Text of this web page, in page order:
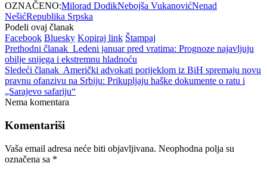
OZNAČENO:Milorad DodikNebojša VukanovićNenad
NešićRepublika Srpska
Podeli ovaj članak
Facebook Bluesky Kopiraj link Štampaj
Prethodni članak Ledeni januar pred vratima: Prognoze najavljuju
obilje snijega i ekstremnu hladnoću
Sledeći članak Američki advokati porijeklom iz BiH spremaju novu
pravnu ofanzivu na Srbiju: Prikupljaju haške dokumente o ratu i
„Sarajevo safariju“
Nema komentara
Komentariši
Vaša email adresa neće biti objavljivana. Neophodna polja su
označena sa *